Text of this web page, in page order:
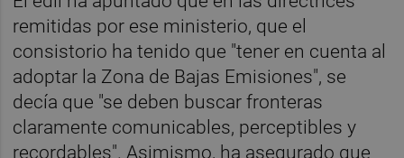
remitidas por ese ministerio, que el
consistorio ha tenido que "tener en cuenta al
adoptar la Zona de Bajas Emisiones", se
decía que "se deben buscar fronteras
claramente comunicables, perceptibles y
recordables". Asimismo, ha asegurado que